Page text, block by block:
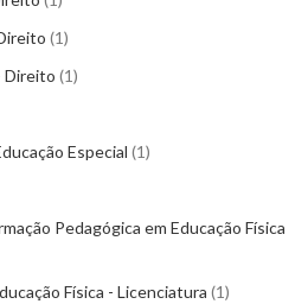
1
Direito 1
Especial 1
Pedagógica em Educação Física
Física - Licenciatura 1